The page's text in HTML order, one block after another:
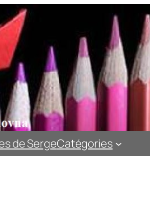
de SergeCatégories